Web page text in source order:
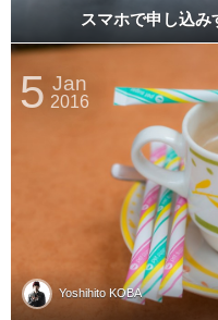
スマホで申し込
Yoshihito KOBA
5 Jan
2016